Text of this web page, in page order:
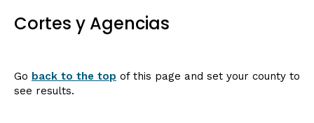
Cortes y Agencias
Go back to the top of this page and set your county to
see results.